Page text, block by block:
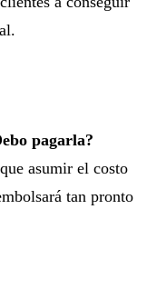
pagarla?
asumir el costo
tan pronto